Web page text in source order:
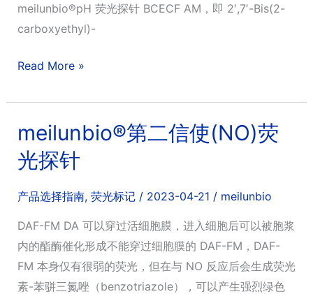
（活
体
meilunbio®pH 荧光探针 BCECF AM，即 2′,7′-Bis(2-
carboxyethyl)-
meilunbio®pH
光
探
Read More »
meilunbio®第二信使(NO)荧
光探针
产品选择指南, 荧光标记/ 2023-04-21 / meilunbio
DAF-FM DA 可以穿过活细胞膜，进入细胞后可以被胞浆
内的酯酶催化形成不能穿过细胞膜的 DAF-FM，DAF-
FM 本身仅有很弱的荧光，但在与 NO 反应后会生成荧光
素-苯骈三氮唑（benzotriazole），可以产生强烈绿色